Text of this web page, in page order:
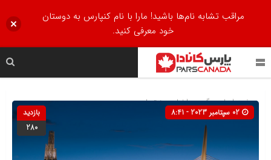
صفحه اصلی» گروه »اخبار»منیتوبا
بازدید
280
مراقب تشابه نام‌ها باشید! مارا با نام کنپارس به دوستان
خود معرفی کنید.